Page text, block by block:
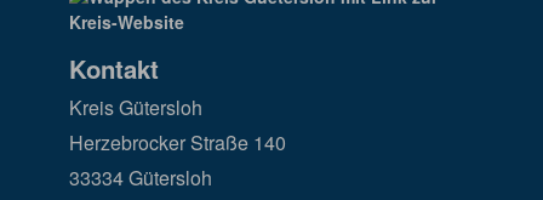
Kontakt
Kreis Gütersloh
Herzebrocker Straße 140
33334 Gütersloh